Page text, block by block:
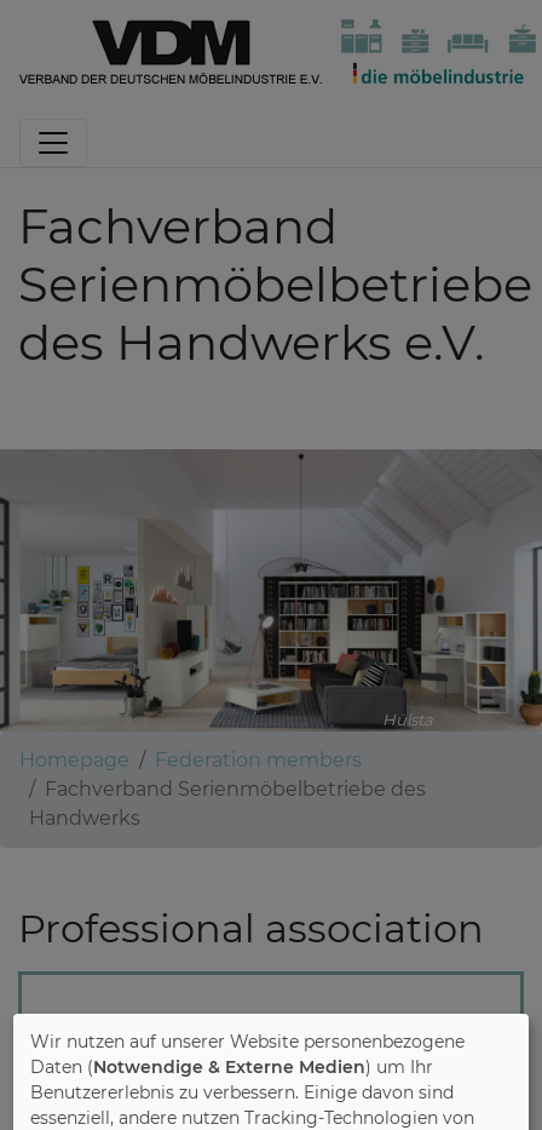
Fachverband
Serienmöbelbetriebe
des Handwerks e.V.
Hülsta
Homepage
Federation members
Fachverband Serienmöbelbetriebe des
Handwerks
Professional association
Fachverband
Serienmöbelbetriebe des
Handwerks
Wir nutzen auf unserer Website personenbezogene
Daten (Notwendige & Externe Medien) um Ihr
Benutzererlebnis zu verbessern. Einige davon sind
essenziell, andere nutzen Tracking-Technologien von